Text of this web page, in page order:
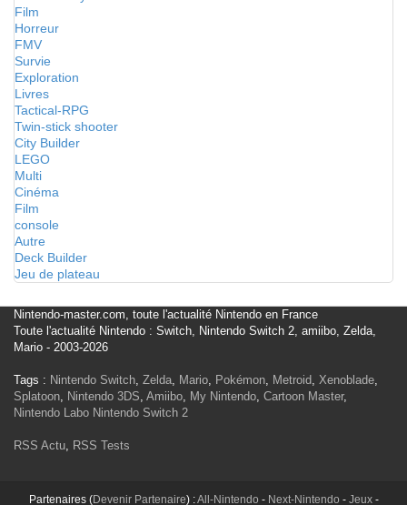
Film
Horreur
FMV
Survie
Exploration
Livres
Tactical-RPG
Twin-stick shooter
City Builder
LEGO
Multi
Cinéma
Film
console
Autre
Deck Builder
Jeu de plateau
Nintendo-master.com, toute l'actualité Nintendo en France
Toute l'actualité Nintendo : Switch, Nintendo Switch 2, amiibo, Zelda,
Mario - 2003-2026
Tags : Nintendo Switch, Zelda, Mario, Pokémon, Metroid, Xenoblade,
Splatoon, Nintendo 3DS, Amiibo, My Nintendo, Cartoon Master,
Nintendo Labo Nintendo Switch 2
RSS Actu, RSS Tests
Partenaires (Devenir Partenaire) :All-Nintendo - Next-Nintendo - Jeux-